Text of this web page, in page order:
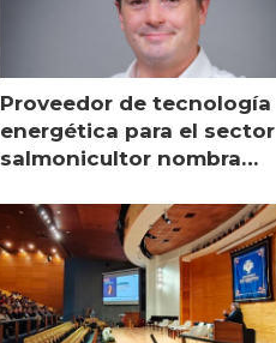
Proveedor de tecnología
energética para el sector
salmonicultor nombra